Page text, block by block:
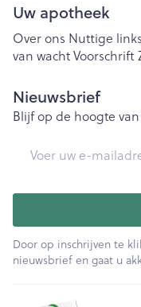
Uw apotheek
Over ons Nuttige links
van wachtVoorschrift
Nieuwsbrief
Blijf op de hoogte
Door op inschrijven te
nieuwsbrief en gaat u